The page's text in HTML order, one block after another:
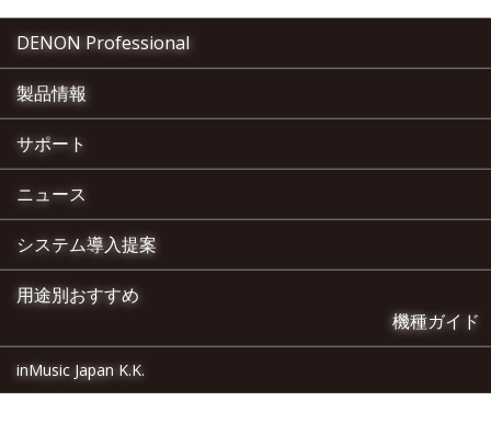
DENON Professional
製品情報
サポート
ニュース
システム導入提案
用途別おすすめ
機種ガイド
inMusic Japan K.K.